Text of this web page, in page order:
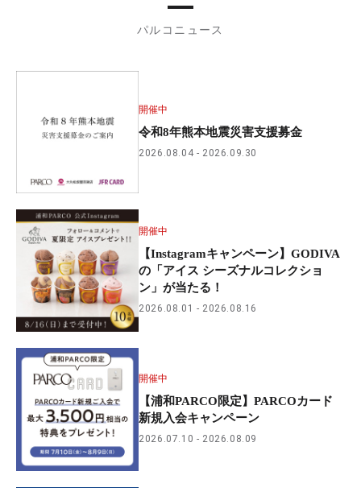
パルコニュース
開催中
令和8年熊本地震災害支援募金
2026.08.04 2026.09.30
開催中
【Instagramキャンペーン】GODIVA
の「アイス シーズナルコレクショ
ン」が当たる！
2026.08.01 2026.08.16
開催中
【浦和PARCO限定】PARCOカード
新規入会キャンペーン
2026.07.10 2026.08.09